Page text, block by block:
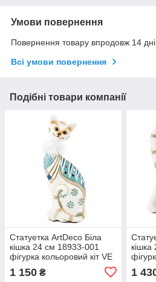
Умови повернення
Повернення товару впродовж 14
Всі умови повернення
Подібні товари компанії
Статуетка ArtDeco Біла
кішка 24 см 18933-001
фігурка кольоровий кіт VE
1 150 ₴ 1